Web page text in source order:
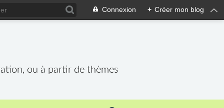
Connexion + Créer mon blog
ou à partir de thèmes